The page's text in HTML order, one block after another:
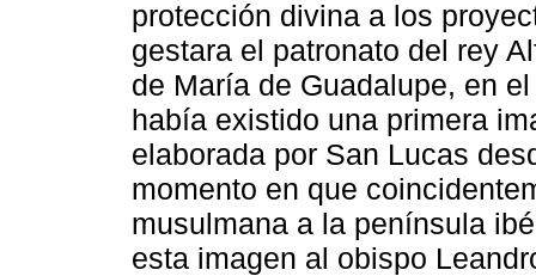
protección divina a los
gestara el patronato del rey
de María de Guadalupe, en
había existido una primera
elaborada por San Lucas
momento en que
musulmana a la península
esta imagen al obispo